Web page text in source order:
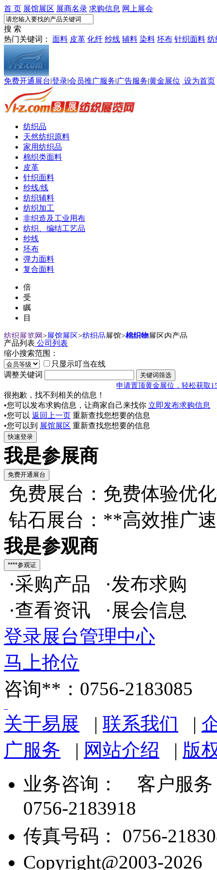
首 页 展馆展区 展商名录 求购信息 网上展会
搜 索
热门关键词： 面料 皮革 化纤 纱线 辅料 染料 坯布 针织面料 纺
免费开通展台|登录|会员推广服务|广告服务|黄金展位 设为首页
纺织品
天然纺织原料
家用纺织品
棉织类面料
皮革
针织面料
纱线/线
纺织辅料
纺织加工
非织造及工业用布
纺织、编结工艺品
纱线
坯布
弹力面料
复合面料
倍
受
瞩
目
纺织展览网>展馆展区>纺织品展馆>棉织物展区内产品
产品列表 公司列表
缩小搜索范围：
只显示叮当在线
调整关键词
申请置顶黄金展位，轻松获取
很抱歉，找不到相关的信息！
•您可以发布求购信息，让商家自己来找你 立即发布求购信息
•您可以 返回上一页 重新查找您想要的信息
•您可以到 展馆展区 重新查找您想要的信息
我是参展商
免费展台：免费体验优
钻石展台：**高效推广
我是参观商
·采购产品 ·发布求购
·查看资讯 ·展会信息
登录展台管理中心
马上抢位
咨询**：0756-2183085
关于易展 | 联系我们 |
广服务 | 网站介绍 | 版
业务咨询：
客户服务
0756-2183918
传真号码： 0756-
Copyright@2003-